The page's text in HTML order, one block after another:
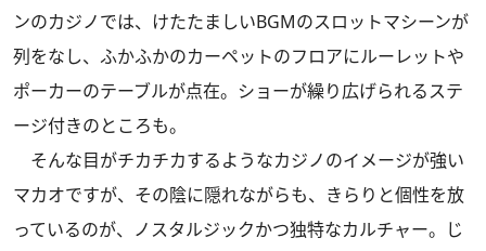
ンのカジノでは、けたたましいBGMのスロットマシーンが
列をなし、ふかふかのカーペットのフロアにルーレットや
ポーカーのテーブルが点在。ショーが繰り広げられるステ
ージ付きのところも。
そんな目がチカチカするようなカジノのイメージが強い
マカオですが、その陰に隠れながらも、きらりと個性を放
っているのが、ノスタルジックかつ独特なカルチャー。じ